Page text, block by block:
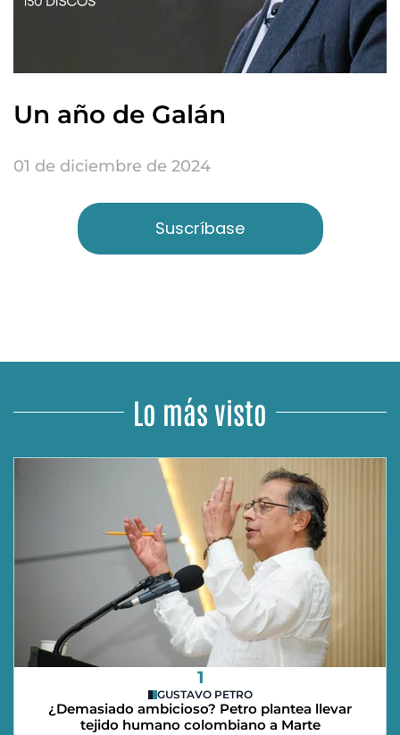
Un año de Galán
01 de diciembre de 2024
Suscríbase
Lo más visto
1
GUSTAVO PETRO
¿Demasiado ambicioso? Petro plantea llevar
tejido humano colombiano a Marte